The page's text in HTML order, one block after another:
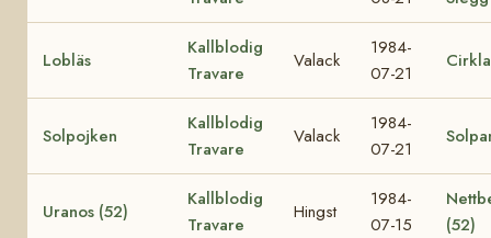
Lobläs
Kallblodig
Travare
Valack
1984-
07-21
Cirkla
Solpojken
Kallblodig
Travare
Valack
1984-
07-21
Uranos (52)
Kallblodig
Travare
Hingst
1984-
07-15
(52)